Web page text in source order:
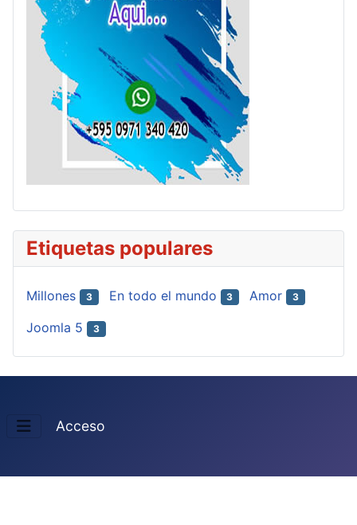
Etiquetas populares
Millones 3 En todo el mundo 3 Amor 3
Joomla 5 3
Acceso